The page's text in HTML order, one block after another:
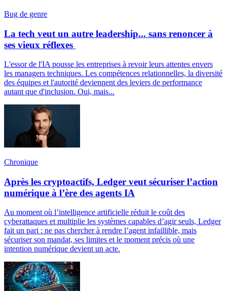
Bug de genre
La tech veut un autre leadership... sans renoncer à
ses vieux réflexes
L'essor de l'IA pousse les entreprises à revoir leurs attentes envers
les managers techniques. Les compétences relationnelles, la diversité
des équipes et l'autorité deviennent des leviers de performance
autant que d'inclusion. Oui, mais...
Chronique
Après les cryptoactifs, Ledger veut sécuriser l’action
numérique à l’ère des agents IA
Au moment où l’intelligence artificielle réduit le coût des
cyberattaques et multiplie les systèmes capables d’agir seuls, Ledger
fait un pari : ne pas chercher à rendre l’agent infaillible, mais
sécuriser son mandat, ses limites et le moment précis où une
intention numérique devient un acte.